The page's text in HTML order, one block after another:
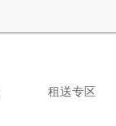
租送专区